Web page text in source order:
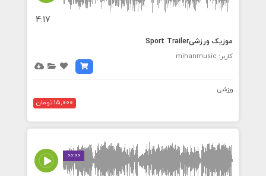
4:17
موزیک ورزشیSport Trailer
کاربر: mihanmusic
ورزشی
15,000 تومان
00:00